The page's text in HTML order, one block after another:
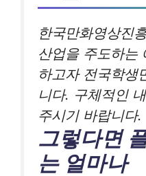
한국만화영상진
산업을 주도하는
하고자 전국학생
니다. 구체적인
주시기 바랍니다.
그렇다면
는 얼마나